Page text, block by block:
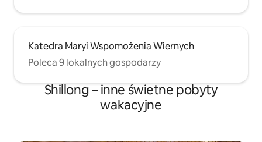
Katedra Maryi Wspomożenia Wiernych
Poleca 9 lokalnych gospodarzy
Shillong – inne świetne pobyty
wakacyjne